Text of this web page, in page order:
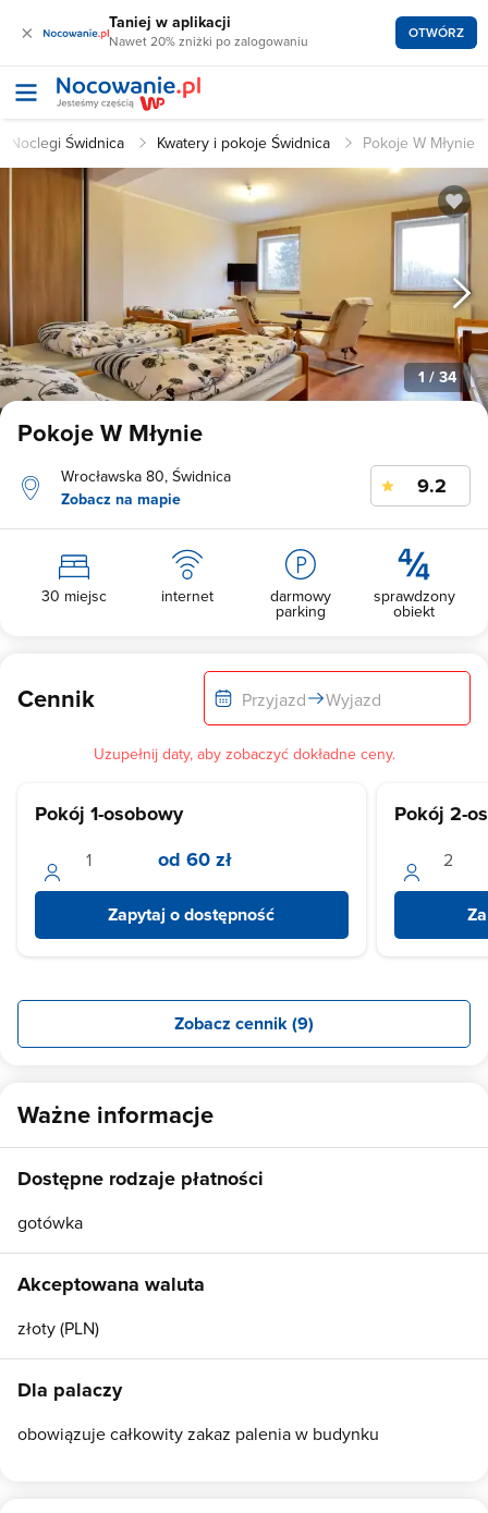
× Taniej w aplikacji
Nawet 20% zniżki po zalogowaniu OTWÓRZ
Noclegi Świdnica Kwatery i pokoje Świdnica Pokoje W Młynie
1/ 34
Pokoje W Młynie
Wrocławska 80, Świdnica
Zobacz na mapie
9.2
30 miejsc internet darmowy
parking
sprawdzony
obiekt
Cennik Przyjazd Wyjazd
Uzupełnij daty, aby zobaczyć dokładne ceny.
Pokój 1-osobowy
od 60 zł
Zapytaj o dostępność
Pokój 2-
Zobacz cennik (9)
Ważne informacje
Dostępne rodzaje płatności
gotówka
Akceptowana waluta
złoty (PLN)
Dla palaczy
obowiązuje całkowity zakaz palenia w budynku